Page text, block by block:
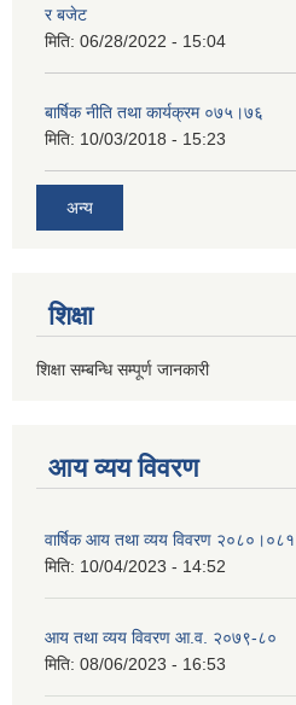
र बजेट
मिति: 06/28/2022 - 15:04
बार्षिक नीति तथा कार्यक्रम ०७५।७६
मिति: 10/03/2018 - 15:23
अन्य
शिक्षा
शिक्षा सम्बन्धि सम्पूर्ण जानकारी
आय व्यय विवरण
वार्षिक आय तथा व्यय विवरण २०८०।०८१
मिति: 10/04/2023 - 14:52
आय तथा व्यय विवरण आ.व. २०७९-८०
मिति: 08/06/2023 - 16:53